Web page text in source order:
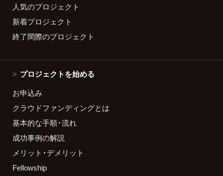
人気のプロジェクト
新着プロジェクト
終了間際のプロジェクト
プロジェクトを始める
お申込み
クラウドファンディングとは
基本的な手順・流れ
成功事例の解説
メリット・デメリット
Fellowship